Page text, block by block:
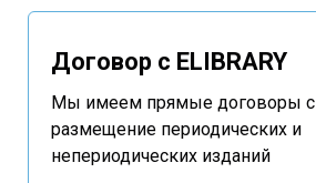
Договор с ELIBRARY
Мы имеем прямые договоры
размещение периодических и
непериодических изданий